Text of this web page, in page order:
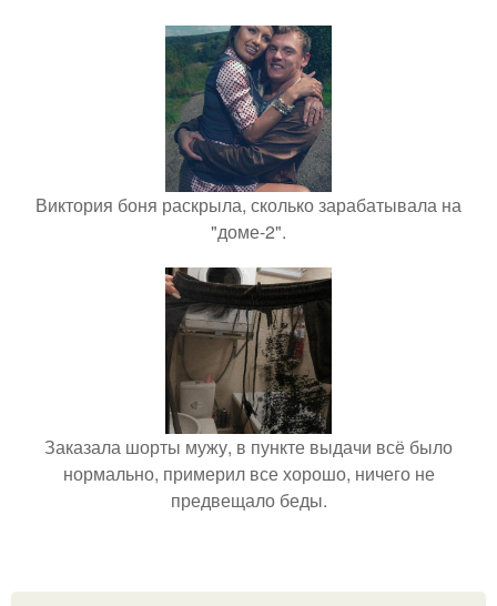
Виктория боня раскрыла, сколько зарабатывала на
"доме-2".
Заказала шорты мужу, в пункте выдачи всё было
нормально, примерил все хорошо, ничего не
предвещало беды.